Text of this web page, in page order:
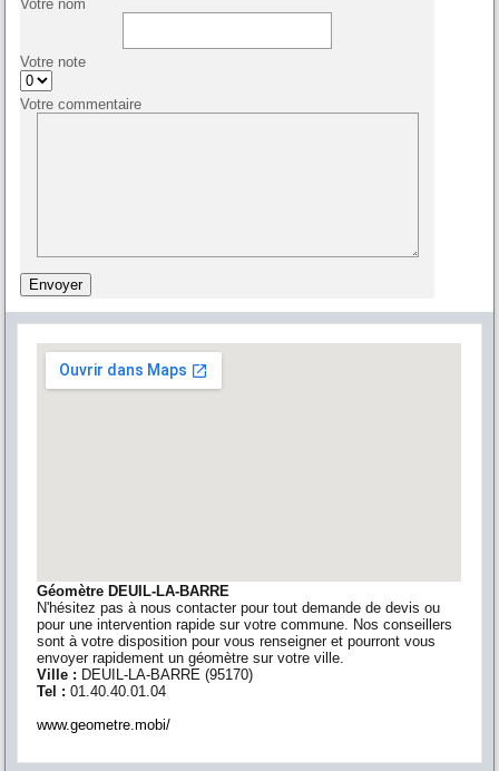
Votre nom
Votre note
Votre commentaire
Géomètre DEUIL-LA-BARRE
N'hésitez pas à nous contacter pour tout demande de devis ou
pour une intervention rapide sur votre commune. Nos conseillers
sont à votre disposition pour vous renseigner et pourront vous
envoyer rapidement un géomètre sur votre ville.
Ville : DEUIL-LA-BARRE (95170)
Tel :01.40.40.01.04
www.geometre.mobi/